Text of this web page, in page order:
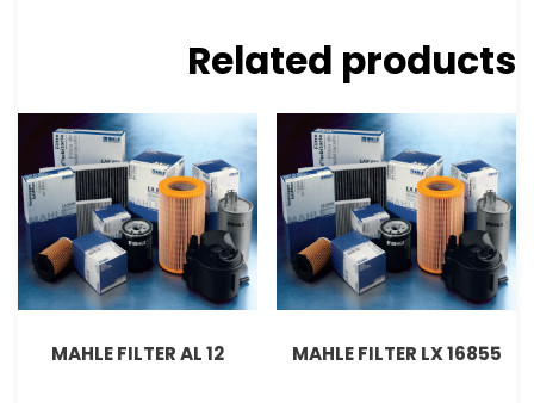
Related products
MAHLE FILTER LX 16855
MAHLE FILTER AL 12